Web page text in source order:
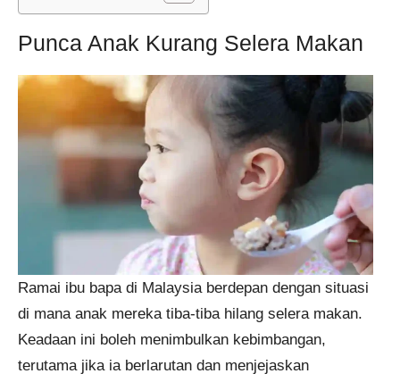
Punca Anak Kurang Selera Makan
Ramai ibu bapa di Malaysia berdepan dengan situasi
di mana anak mereka tiba-tiba hilang selera makan.
Keadaan ini boleh menimbulkan kebimbangan,
terutama jika ia berlarutan dan menjejaskan